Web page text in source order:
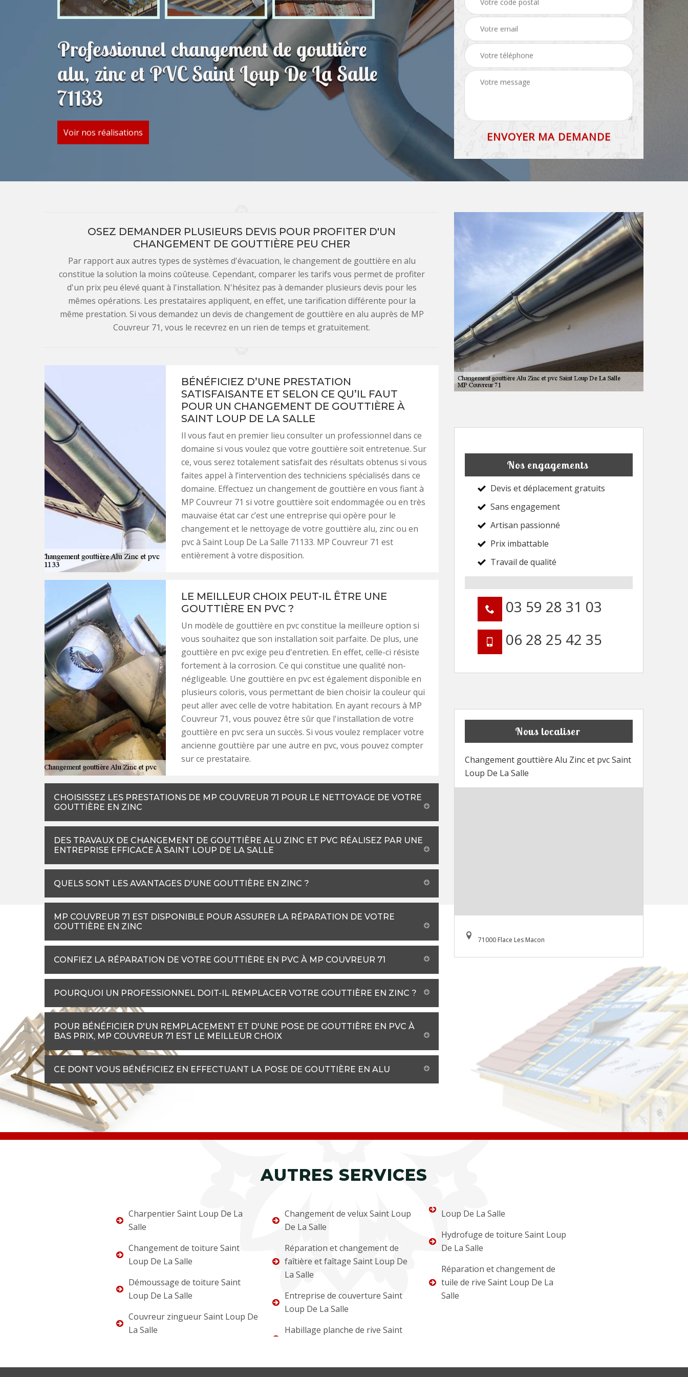
Professionnel changement de gouttière
alu, zinc et PVC Saint Loup De La Salle
71133
Voir nos réalisations
OSEZ DEMANDER PLUSIEURS DEVIS POUR PROFITER D'UN
CHANGEMENT DE GOUTTIÈRE PEU CHER
Par rapport aux autres types de systèmes d'évacuation, le changement de gouttière en alu
constitue la solution la moins coûteuse. Cependant, comparer les tarifs vous permet de profiter
d'un prix peu élevé quant à l'installation. N'hésitez pas à demander plusieurs devis pour les
mêmes opérations. Les prestataires appliquent, en effet, une tarification différente pour la
même prestation. Si vous demandez un devis de changement de gouttière en alu auprès de MP
Couvreur 71, vous le recevrez en un rien de temps et gratuitement.
BÉNÉFICIEZ D’UNE PRESTATION
SATISFAISANTE ET SELON CE QU’IL FAUT
POUR UN CHANGEMENT DE GOUTTIÈRE À
SAINT LOUP DE LA SALLE
Il vous faut en premier lieu consulter un professionnel dans ce
domaine si vous voulez que votre gouttière soit entretenue. Sur
ce, vous serez totalement satisfait des résultats obtenus si vous
faites appel à l’intervention des techniciens spécialisés dans ce
domaine. Effectuez un changement de gouttière en vous fiant à
MP Couvreur 71 si votre gouttière soit endommagée ou en très
mauvaise état car c’est une entreprise qui opère pour le
changement et le nettoyage de votre gouttière alu, zinc ou en
pvc à Saint Loup De La Salle 71133. MP Couvreur 71 est
entièrement à votre disposition.
LE MEILLEUR CHOIX PEUT-IL ÊTRE UNE
GOUTTIÈRE EN PVC ?
Un modèle de gouttière en pvc constitue la meilleure option si
vous souhaitez que son installation soit parfaite. De plus, une
gouttière en pvc exige peu d'entretien. En effet, celle-ci résiste
fortement à la corrosion. Ce qui constitue une qualité non-
négligeable. Une gouttière en pvc est également disponible en
plusieurs coloris, vous permettant de bien choisir la couleur qui
peut aller avec celle de votre habitation. En ayant recours à MP
Couvreur 71, vous pouvez être sûr que l'installation de votre
gouttière en pvc sera un succès. Si vous voulez remplacer votre
ancienne gouttière par une autre en pvc, vous pouvez compter
sur ce prestataire.
CHOISISSEZ LES PRESTATIONS DE MP COUVREUR 71 POUR LE NETTOYAGE DE VOTRE
GOUTTIÈRE EN ZINC
DES TRAVAUX DE CHANGEMENT DE GOUTTIÈRE ALU ZINC ET PVC RÉALISEZ PAR UNE
ENTREPRISE EFFICACE À SAINT LOUP DE LA SALLE
QUELS SONT LES AVANTAGES D'UNE GOUTTIÈRE EN ZINC ?
MP COUVREUR 71 EST DISPONIBLE POUR ASSURER LA RÉPARATION DE VOTRE
GOUTTIÈRE EN ZINC
CONFIEZ LA RÉPARATION DE VOTRE GOUTTIÈRE EN PVC À MP COUVREUR 71
POURQUOI UN PROFESSIONNEL DOIT-IL REMPLACER VOTRE GOUTTIÈRE EN ZINC ?
POUR BÉNÉFICIER D'UN REMPLACEMENT ET D'UNE POSE DE GOUTTIÈRE EN PVC À
BAS PRIX, MP COUVREUR 71 EST LE MEILLEUR CHOIX
CE DONT VOUS BÉNÉFICIEZ EN EFFECTUANT LA POSE DE GOUTTIÈRE EN ALU
Nos engagements
Devis et déplacement gratuits
Sans engagement
Artisan passionné
Prix imbattable
Travail de qualité
03 59 28 31 03
06 28 25 42 35
Nous localiser
Changement gouttière Alu Zinc et pvc Saint
Loup De La Salle
71000 Flace Les Macon
AUTRES SERVICES
Charpentier Saint Loup De La
Salle
Changement de toiture Saint
Loup De La Salle
Démoussage de toiture Saint
Loup De La Salle
Couvreur zingueur Saint Loup De
La Salle
Changement de velux Saint Loup
De La Salle
Réparation et changement de
faîtière et faîtage Saint Loup De
La Salle
Entreprise de couverture Saint
Loup De La Salle
Habillage planche de rive Saint
Loup De La Salle
Hydrofuge de toiture Saint Loup
De La Salle
Réparation et changement de
tuile de rive Saint Loup De La
Salle